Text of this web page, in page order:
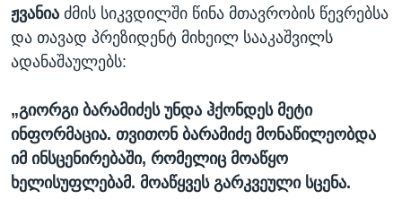
ჟვანია ძმის სიკვდილში წინა მთავრობის წევრებსა
და თავად პრეზიდენტ მიხეილ სააკაშვილს
ადანაშაულებს:
„გიორგი ბარამიძეს უნდა ჰქონდეს მეტი
ინფორმაცია. თვითონ ბარამიძე მონაწილეობდა
იმ ინსცენირებაში, რომელიც მოაწყო
ხელისუფლებამ. მოაწყვეს გარკვეული სცენა.